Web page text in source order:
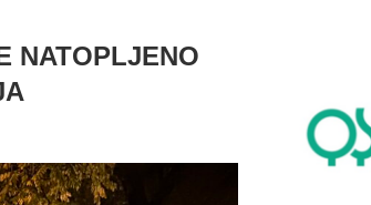
NATOPLJENO